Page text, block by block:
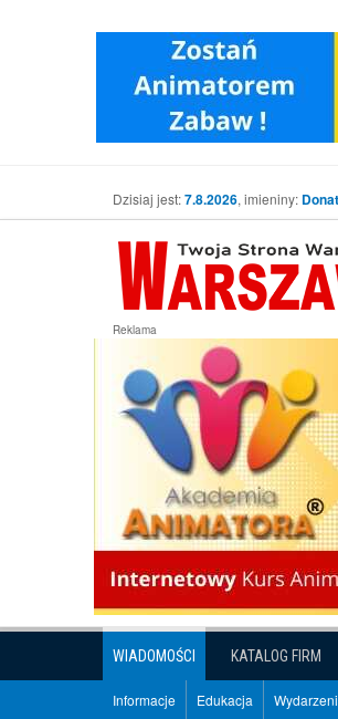
Dzisiaj jest:7.8.2026, imieniny:
Reklama
WIADOMOŚCI KATALOG FIRM
Informacje Edukacja